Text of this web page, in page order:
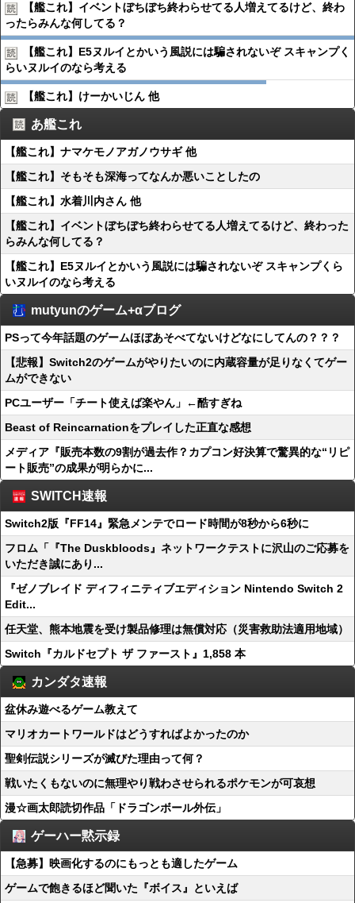
【艦これ】イベントぼちぼち終わらせてる人増えてるけど、終わ
ったらみんな何してる？
【艦これ】E5ヌルイとかいう風説には騙されないぞ スキャンプく
らいヌルイのなら考える
【艦これ】けーかいじん 他
あ艦これ
【艦これ】ナマケモノアガノウサギ 他
【艦これ】そもそも深海ってなんか悪いことしたの
【艦これ】水着川内さん 他
【艦これ】イベントぼちぼち終わらせてる人増えてるけど、終わった
らみんな何してる？
【艦これ】E5ヌルイとかいう風説には騙されないぞ スキャンプくら
いヌルイのなら考える
mutyunのゲーム+αブログ
PSって今年話題のゲームほぼあそべてないけどなにしてんの？？？
【悲報】Switch2のゲームがやりたいのに内蔵容量が足りなくてゲー
ムができない
PCユーザー「チート使えば楽やん」←酷すぎね
Beast of Reincarnationをプレイした正直な感想
メディア『販売本数の9割が過去作？カプコン好決算で驚異的な“リピ
ート販売”の成果が明らかに...
SWITCH速報
Switch2版『FF14』緊急メンテでロード時間が8秒から6秒に
フロム「『The Duskbloods』ネットワークテストに沢山のご応募を
いただき誠にあり...
『ゼノブレイド ディフィニティブエディション Nintendo Switch 2
Edit...
任天堂、熊本地震を受け製品修理は無償対応（災害救助法適用地域）
Switch『カルドセプト ザ ファースト』1,858 本
カンダタ速報
盆休み遊べるゲーム教えて
マリオカートワールドはどうすればよかったのか
聖剣伝説シリーズが滅びた理由って何？
戦いたくもないのに無理やり戦わさせられるポケモンが可哀想
漫☆画太郎読切作品「ドラゴンボール外伝」
ゲーハー黙示録
【急募】映画化するのにもっとも適したゲーム
ゲームで飽きるほど聞いた『ボイス』といえば